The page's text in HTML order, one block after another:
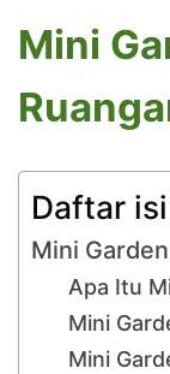
Mini
Daftar isi
Mini
Apa Itu
Mini
Mini